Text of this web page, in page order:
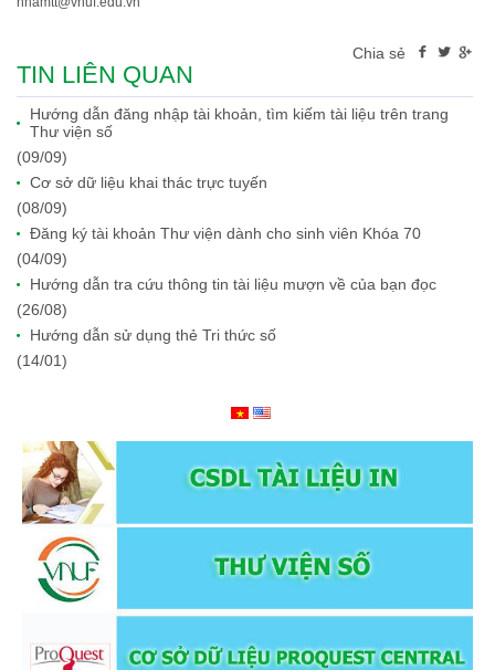
Chia sẻ
TIN LIÊN QUAN
Hướng dẫn đăng nhập tài khoản, tìm kiếm tài liệu trên trang
Thư viện số
(09/09)
Cơ sở dữ liệu khai thác trực tuyến
(08/09)
Đăng ký tài khoản Thư viện dành cho sinh viên Khóa 70
(04/09)
Hướng dẫn tra cứu thông tin tài liệu mượn về của bạn đọc
(26/08)
Hướng dẫn sử dụng thẻ Tri thức số
(14/01)